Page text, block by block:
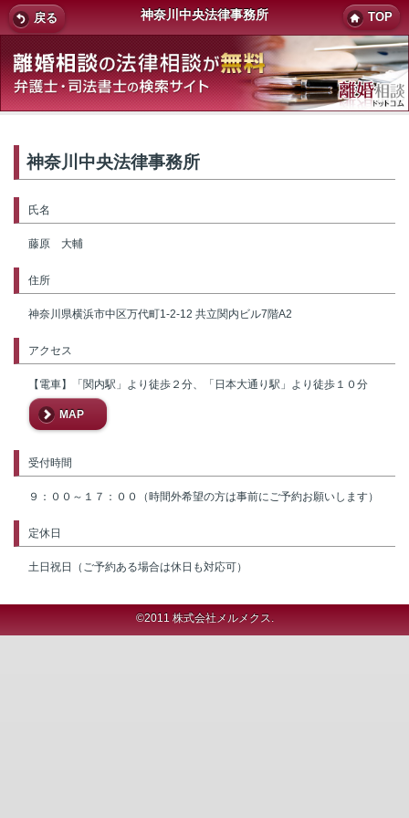
戻る 神奈川中央法律事務所 TOP
神奈川中央法律事務所
氏名
藤原 大輔
住所
神奈川県横浜市中区万代町1-2-12 共立関内ビル7階A2
アクセス
【電車】「関内駅」より徒歩２分、「日本大通り駅」より徒歩１０分
MAP
受付時間
９：００～１７：００（時間外希望の方は事前にご予約お願いします）
定休日
土日祝日（ご予約ある場合は休日も対応可）
©2011 株式会社メルメクス.